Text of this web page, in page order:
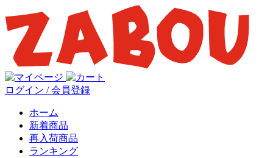
ログイン / 会員登録
ホーム
新着商品
再入荷商品
ランキング